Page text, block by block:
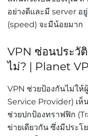
อย่างดีและมี server อ
(speed) จะมีน้อยมาก
VPN ซ่อนประวั
ไม่? | Planet
VPN ช่วยป้องกันไม่ให้
Service Provider) เ
ช่วยปกป้องทราฟฟิก
ข่ายเดียวกัน ซึ่งมีประ